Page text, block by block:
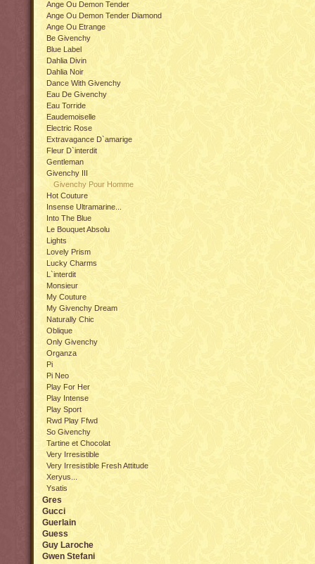
Ange Ou Demon Tender
Ange Ou Demon Tender Diamond
Ange Ou Etrange
Be Givenchy
Blue Label
Dahlia Divin
Dahlia Noir
Dance With Givenchy
Eau De Givenchy
Eau Torride
Eaudemoiselle
Electric Rose
Extravagance D`amarige
Fleur D`interdit
Gentleman
Givenchy III
Givenchy Pour Homme
Hot Couture
Insense Ultramarine...
Into The Blue
Le Bouquet Absolu
Lights
Lovely Prism
Lucky Charms
L`interdit
Monsieur
My Couture
My Givenchy Dream
Naturally Chic
Oblique
Only Givenchy
Organza
Pi
Pi Neo
Play For Her
Play Intense
Play Sport
Rwd Play Ffwd
So Givenchy
Tartine et Chocolat
Very Irresistible
Very Irresistible Fresh Attitude
Xeryus...
Ysatis
Gres
Gucci
Guerlain
Guess
Guy Laroche
Gwen Stefani